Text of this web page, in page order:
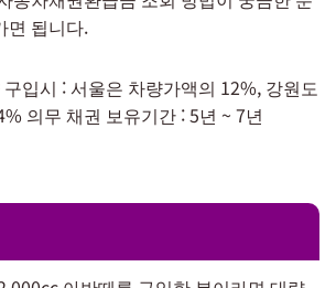
면 됩니다.
입시 : 서울은 차량가액의 12%, 강원도
의무 채권 보유기간 : 5년 ~ 7년